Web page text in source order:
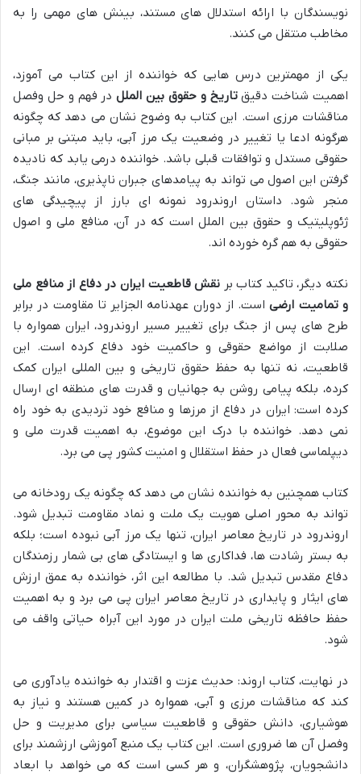
نویسندگان با ارائه استدلال های مستند، بینش های مهمی را به
مخاطب منتقل می کنند.
یکی از مهمترین درس هایی که خواننده از این کتاب می آموزد،
اهمیت شناخت دقیقتاریخ و حقوق بین المللدر فهم و حل وفصل
مناقشات مرزی است. این کتاب به وضوح نشان می دهد که چگونه
هرگونه ادعا یا تغییر در وضعیت یک مرز آبی، باید مبتنی بر مبانی
حقوقی مستدل و توافقات قبلی باشد. خواننده درمی یابد که نادیده
گرفتن این اصول می تواند به پیامدهای جبران ناپذیری، مانند جنگ،
منجر شود. داستان اروندرود نمونه ای بارز از پیچیدگی های
ژئوپلیتیک و حقوق بین الملل است که در آن، منافع ملی و اصول
حقوقی به هم گره خورده اند.
نکته دیگر، تاکید کتاب بر نقش قاطعیت ایران در دفاع از منافع ملی
و تمامیت ارضیاست. از دوران عهدنامه الجزایر تا مقاومت در برابر
طرح های پس از جنگ برای تغییر مسیر اروندرود، ایران همواره با
صلابت از مواضع حقوقی و حاکمیت خود دفاع کرده است. این
قاطعیت، نه تنها به حفظ حقوق تاریخی و بین المللی ایران کمک
کرده، بلکه پیامی روشن به جهانیان و قدرت های منطقه ای ارسال
کرده است: ایران در دفاع از مرزها و منافع خود تردیدی به خود راه
نمی دهد. خواننده با درک این موضوع، به اهمیت قدرت ملی و
دیپلماسی فعال در حفظ استقلال و امنیت کشور پی می برد.
کتاب همچنین به خواننده نشان می دهد که چگونه یک رودخانه می
تواند به محور اصلی هویت یک ملت و نماد مقاومت تبدیل شود.
اروندرود در تاریخ معاصر ایران، تنها یک مرز آبی نبوده است؛ بلکه
به بستر رشادت ها، فداکاری ها و ایستادگی های بی شمار رزمندگان
دفاع مقدس تبدیل شد. با مطالعه این اثر، خواننده به عمق ارزش
های ایثار و پایداری در تاریخ معاصر ایران پی می برد و به اهمیت
حفظ حافظه تاریخی ملت ایران در مورد این آبراه حیاتی واقف می
شود.
در نهایت، کتاب اروند: حدیث عزت و اقتدار به خواننده یادآوری می
کند که مناقشات مرزی و آبی، همواره در کمین هستند و نیاز به
هوشیاری، دانش حقوقی و قاطعیت سیاسی برای مدیریت و حل
وفصل آن ها ضروری است. این کتاب یک منبع آموزشی ارزشمند برای
دانشجویان، پژوهشگران، و هر کسی است که می خواهد با ابعاد